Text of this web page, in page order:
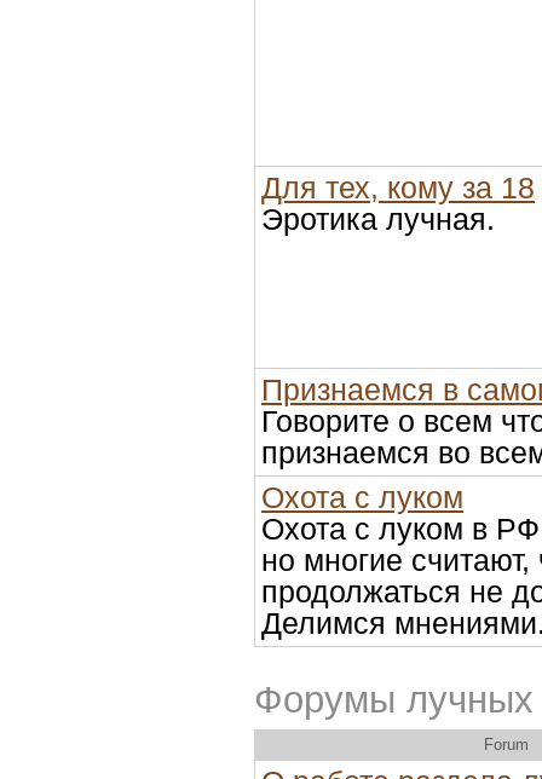
Для тех, кому за 18
Эротика лучная.
Признаемся в
Говорите о всем
признаемся во
Охота с луком
Охота с луком в
но многие считают,
продолжаться не
Делимся
Форумы лучных
Forum